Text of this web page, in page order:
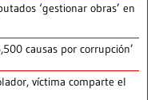
‘gestionar obras’ en
causas por corrupción’
víctima comparte el